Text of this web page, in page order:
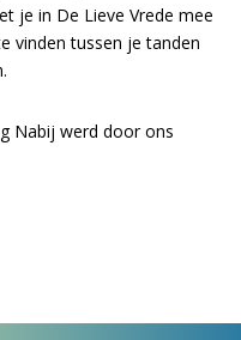
je in De Lieve Vrede mee
vinden tussen je tanden
Nabij werd door ons